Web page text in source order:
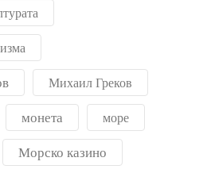
Михаил Греков
монета море
Морско казино